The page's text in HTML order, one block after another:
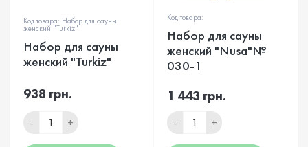
Код товара: Набор для сауны
женский "Turkiz"
Набор для сауны
женский "Turkiz"
938 грн.
- +
Код товара:
Набор для сауны
женский "Nusa"№
030-1
1 443 грн.
- +